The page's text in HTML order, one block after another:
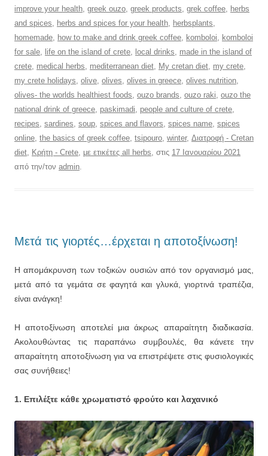
improve your health, greek ouzo, greek products, grek coffee, herbs
and spices, herbs and spices for your health, herbsplants,
homemade, how to make and drink greek coffee, komboloi, komboloi
for sale, life on the island of crete, local drinks, made in the island of
crete, medical herbs, mediterranean diet, My cretan diet, my crete,
my crete holidays, olive, olives, olives in greece, olives nutrition,
olives- the worlds healthiest foods, ouzo brands, ouzo raki, ouzo the
national drink of greece, paskimadi, people and culture of crete,
recipes, sardines, soup, spices and flavors, spices name, spices
online, the basics of greek coffee, tsipouro, winter, Διατροφή - Cretan
diet, Κρήτη - Crete, με ετικέτες all herbs, στις 17 Ιανουαρίου 2021
από την/τον admin.
Μετά τις γιορτές…έρχεται η αποτοξίνωση!
Η απομάκρυνση των τοξικών ουσιών από τον οργανισμό μας,
μετά από τα γεμάτα σε φαγητά και γλυκά, γιορτινά τραπέζια,
είναι ανάγκη!
Η αποτοξίνωση αποτελεί μια άκρως απαραίτητη διαδικασία.
Ακολουθώντας τις παραπάνω συμβουλές, θα κάνετε την
απαραίτητη αποτοξίνωση για να επιστρέψετε στις φυσιολογικές
σας συνήθειες!
1. Επιλέξτε κάθε χρωματιστό φρούτο και λαχανικό